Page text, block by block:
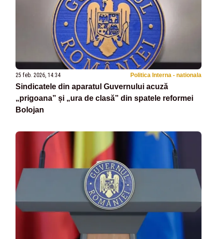
25 feb. 2026, 14:34 Politica Interna - nationala
Sindicatele din aparatul Guvernului acuză
„prigoana” și „ura de clasă” din spatele reformei
Bolojan